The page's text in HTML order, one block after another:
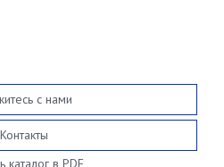
с нами
Контакты
каталог в PDF